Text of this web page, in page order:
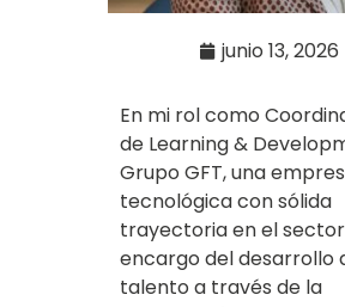
junio 13, 2026
En mi rol como
de Learning &
Grupo GFT, una
tecnológica con sólida
trayectoria en el sector
encargo del desarrollo
talento a través de la